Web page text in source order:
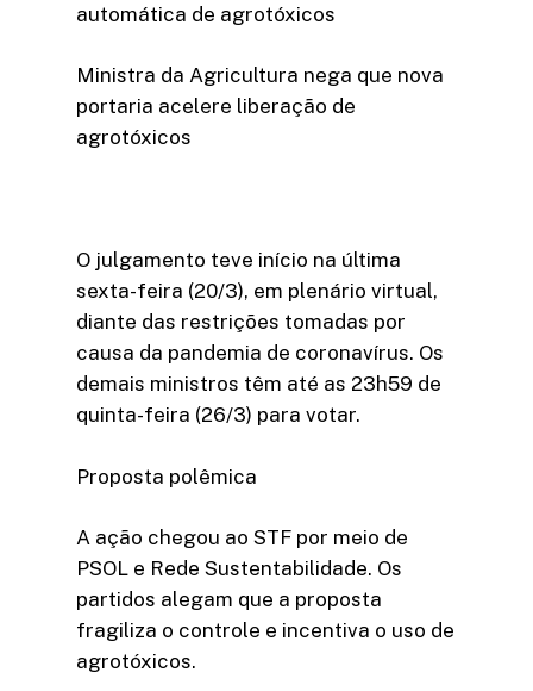
automática de agrotóxicos
Ministra da Agricultura nega que nova
portaria acelere liberação de
agrotóxicos
O julgamento teve início na última
sexta-feira (20/3), em plenário virtual,
diante das restrições tomadas por
causa da pandemia de coronavírus. Os
demais ministros têm até as 23h59 de
quinta-feira (26/3) para votar.
Proposta polêmica
A ação chegou ao STF por meio de
PSOL e Rede Sustentabilidade. Os
partidos alegam que a proposta
fragiliza o controle e incentiva o uso de
agrotóxicos.